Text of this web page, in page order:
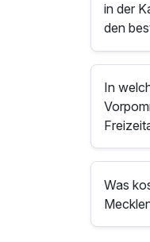
in der
den
In
Was